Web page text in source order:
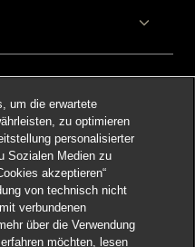
um die erwartete
zu optimieren
personalisierter
Sozialen Medien zu
akzeptieren“
von technisch nicht
verbundenen
über die Verwendung
möchten, lesen